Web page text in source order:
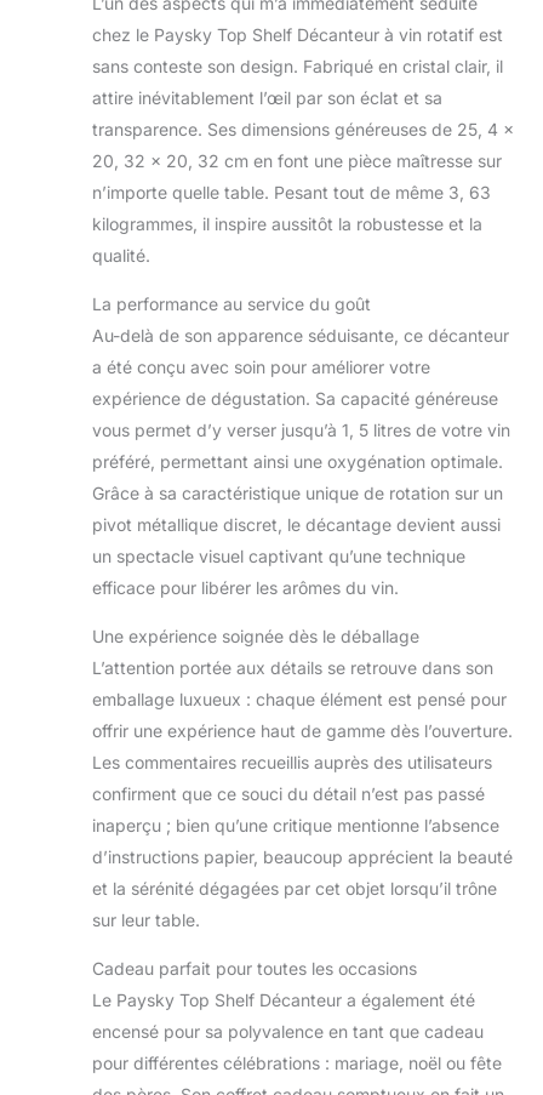
sans plomb : la carafe à
décanter en cristal est
fabriquée en verre
cristal de qualité
supérieure sans plomb
et soufflé à la main,
beaucoup plus grande
que la dureté du verre
casse. Avec une base
lestée, peut tenir
fermement sur les
tables et autres
surfaces. Cadeau
parfait : les amateurs de
vin ne peuvent jamais
avoir assez
d'accessoires et de
cadeaux. Notre carafe à
vin rouge est le cadeau
parfait pour les
pendaisons de
mariages. Carafe à vin
de grande capacité :
1500 ml - Grande
capacité en verre cristal
- Augmente la teneur
en oxygène du vin -
Rotation à 360° -
Augmente la surface de
contact entre l'air et le
% par rapport aux
Emballage cadeau
exquis : vous aurez une
belle présentation d'un
tel savoir-faire exquis
chez le Paysky Top Shelf Décanteur à vin rotatif est
sans conteste son design. Fabriqué en cristal clair, il
attire inévitablement l’œil par son éclat et sa
transparence. Ses dimensions généreuses de 25, 4 x
20, 32 x 20, 32 cm en font une pièce maîtresse sur
n’importe quelle table. Pesant tout de même 3, 63
kilogrammes, il inspire aussitôt la robustesse et la
qualité.
La performance au service du goût
Au-delà de son apparence séduisante, ce décanteur
a été conçu avec soin pour améliorer votre
expérience de dégustation. Sa capacité généreuse
vous permet d’y verser jusqu’à 1, 5 litres de votre vin
préféré, permettant ainsi une oxygénation optimale.
Grâce à sa caractéristique unique de rotation sur un
pivot métallique discret, le décantage devient aussi
un spectacle visuel captivant qu’une technique
efficace pour libérer les arômes du vin.
Une expérience soignée dès le déballage
L’attention portée aux détails se retrouve dans son
emballage luxueux : chaque élément est pensé pour
offrir une expérience haut de gamme dès l’ouverture.
Les commentaires recueillis auprès des utilisateurs
confirment que ce souci du détail n’est pas passé
inaperçu ; bien qu’une critique mentionne l’absence
d’instructions papier, beaucoup apprécient la beauté
et la sérénité dégagées par cet objet lorsqu’il trône
sur leur table.
Cadeau parfait pour toutes les occasions
Le Paysky Top Shelf Décanteur a également été
encensé pour sa polyvalence en tant que cadeau
pour différentes célébrations : mariage, noël ou fête